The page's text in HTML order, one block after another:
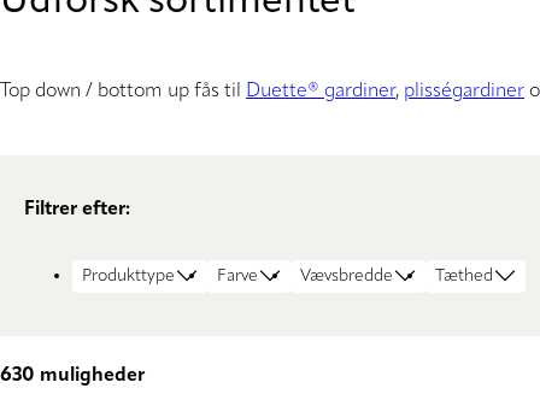
Top down / bottom up fås til Duette® gardiner, plisségardiner
Filtrer efter:
Produkttype Farve Vævsbredde Tæthed
630 muligheder